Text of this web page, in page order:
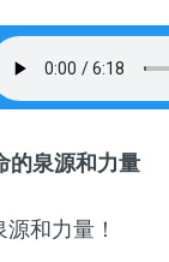
的泉源和力量
和力量！